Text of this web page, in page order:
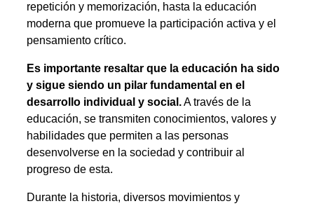
repetición y memorización, hasta la educación
moderna que promueve la participación activa y el
pensamiento crítico.
Es importante resaltar que la educación ha sido
y sigue siendo un pilar fundamental en el
desarrollo individual y social.A través de la
educación, se transmiten conocimientos, valores y
habilidades que permiten a las personas
desenvolverse en la sociedad y contribuir al
progreso de esta.
Durante la historia, diversos movimientos y